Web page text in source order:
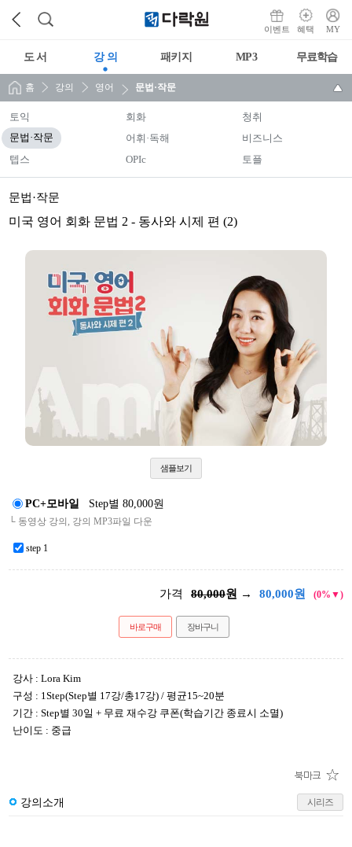
이벤트 혜택 MY
도 서 강 의 패키지 MP3 무료학습
홈 강의 영어 문법·작문
토익 회화 청취
문법·작문 어휘·독해
비즈니스
텝스
OPIc 토플
문법·작문
미국 영어 회화 문법 2 - 동사와 시제 편 (2)
샘플보기
PC+모바일 Step별 80,000원
└ 동영상 강의, 강의 MP3파일 다운
step 1
가격 80,000원 → 80,000원 (0%▼)
바로구매 장바구니
강사 : Lora Kim
구성 : 1Step(Step별 17강/총17강) / 평균15~20분
기간 : Step별 30일 + 무료 재수강 쿠폰(학습기간 종료시 소멸)
난이도 : 중급
강의소개 시리즈